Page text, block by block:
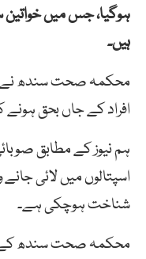
ہوگیا، جس میں
ہیں۔
افراد کے جاں بحق
ہم نیوز کے مطابق
شناخت ہوچکی ہے۔